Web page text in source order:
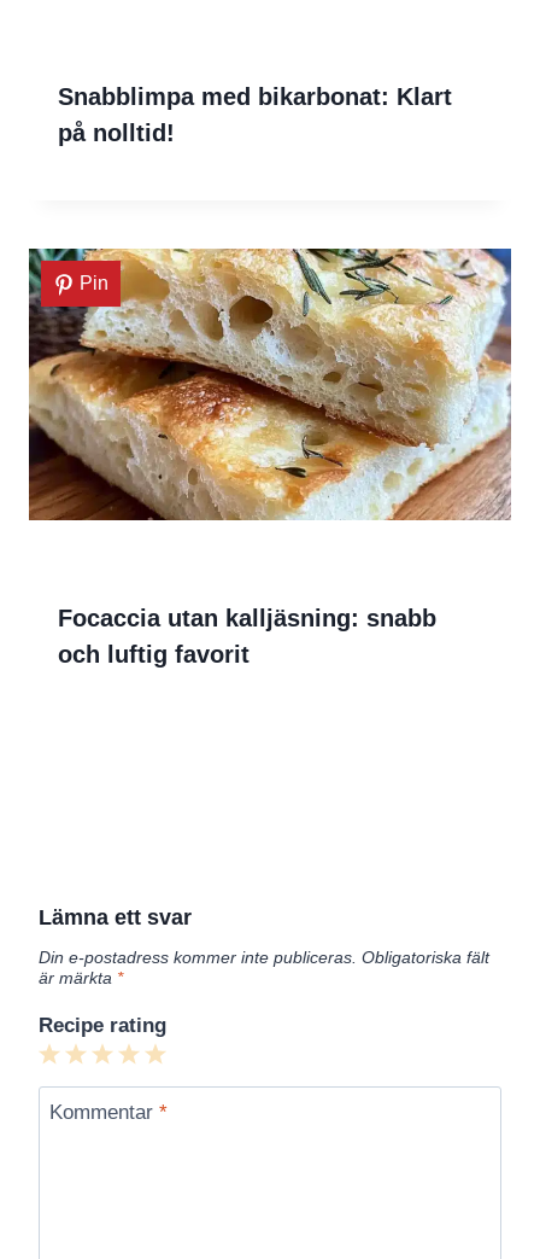
Snabblimpa med bikarbonat: Klart
på nolltid!
Pin
Focaccia utan kalljäsning: snabb
och luftig favorit
Lämna ett svar
Din e-postadress kommer inte publiceras. Obligatoriska fält
är märkta *
Recipe rating
5
Stars
4
Stars
3
Stars
2
Stars
1
Star
Kommentar *